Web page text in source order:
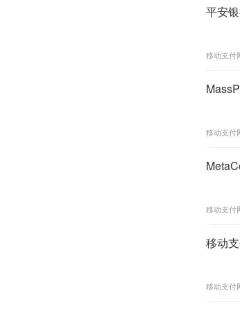
平安
移动支付
移动支付
移动支付
移动
移动支付